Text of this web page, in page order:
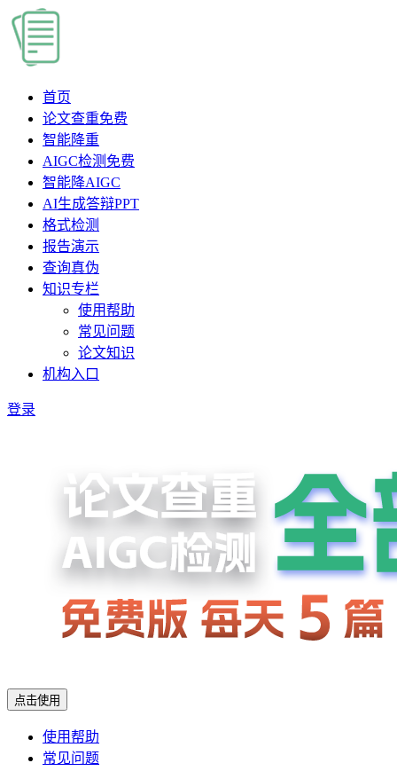
首页
论文查重免费
智能降重
AIGC检测 免费
智能降AIGC
AI生成答辩PPT
格式检测
报告演示
查询真伪
知识专栏
使用帮助
常见问题
论文知识
机构入口
登录
点击使用
使用帮助
常见问题